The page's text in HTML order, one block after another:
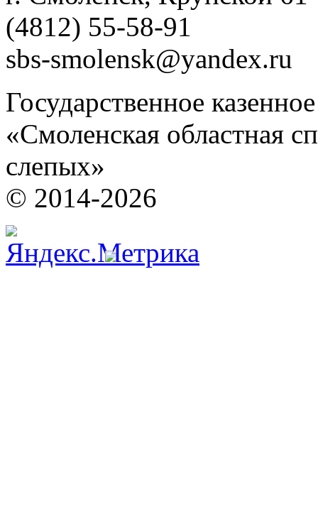
(4812) 55-58-91
sbs-smolensk@yandex.ru
Государственное
«Смоленская областная
слепых»
© 2014-2026